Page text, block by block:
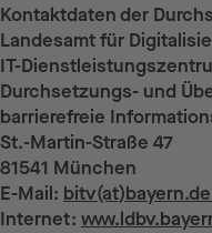
Kontaktdaten der
Landesamt für
IT-
Durchsetzungs- und
barrierefreie
St.-Martin-Straße 47
81541 München
E-Mail: bitv(at)bayern.de
Internet: